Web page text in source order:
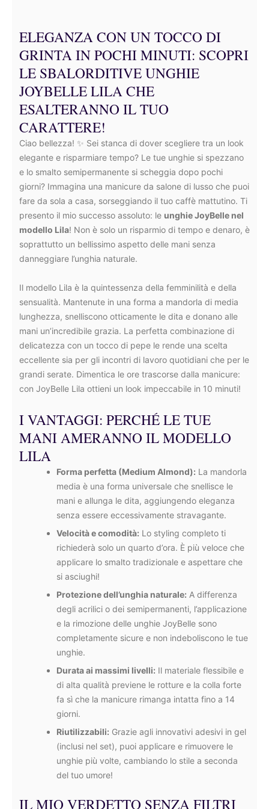
ELEGANZA CON UN TOCCO DI
GRINTA IN POCHI MINUTI: SCOPRI
LE SBALORDITIVE UNGHIE
JOYBELLE LILA CHE
ESALTERANNO IL TUO
CARATTERE!
Ciao bellezza! ✨ Sei stanca di dover scegliere tra un look
elegante e risparmiare tempo? Le tue unghie si spezzano
e lo smalto semipermanente si scheggia dopo pochi
giorni? Immagina una manicure da salone di lusso che puoi
fare da sola a casa, sorseggiando il tuo caffè mattutino. Ti
presento il mio successo assoluto: le unghie JoyBelle nel
modello Lila! Non è solo un risparmio di tempo e denaro, è
soprattutto un bellissimo aspetto delle mani senza
danneggiare l’unghia naturale.
Il modello Lila è la quintessenza della femminilità e della
sensualità. Mantenute in una forma a mandorla di media
lunghezza, snelliscono otticamente le dita e donano alle
mani un’incredibile grazia. La perfetta combinazione di
delicatezza con un tocco di pepe le rende una scelta
eccellente sia per gli incontri di lavoro quotidiani che per le
grandi serate. Dimentica le ore trascorse dalla manicure:
con JoyBelle Lila ottieni un look impeccabile in 10 minuti!
I VANTAGGI: PERCHÉ LE TUE
MANI AMERANNO IL MODELLO
LILA
Forma perfetta (Medium Almond): La mandorla
media è una forma universale che snellisce le
mani e allunga le dita, aggiungendo eleganza
senza essere eccessivamente stravagante.
Velocità e comodità: Lo styling completo ti
richiederà solo un quarto d’ora. È più veloce che
applicare lo smalto tradizionale e aspettare che
si asciughi!
Protezione dell’unghia naturale: A differenza
degli acrilici o dei semipermanenti, l’applicazione
e la rimozione delle unghie JoyBelle sono
completamente sicure e non indeboliscono le tue
unghie.
Durata ai massimi livelli: Il materiale flessibile e
di alta qualità previene le rotture e la colla forte
fa sì che la manicure rimanga intatta fino a 14
giorni.
Riutilizzabili: Grazie agli innovativi adesivi in gel
(inclusi nel set), puoi applicare e rimuovere le
unghie più volte, cambiando lo stile a seconda
del tuo umore!
IL MIO VERDETTO SENZA FILTRI